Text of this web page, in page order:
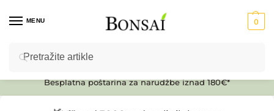
MENU 0
Ulaz u E-SHOP
Besplatna poštarina za narudžbe iznad 180€*